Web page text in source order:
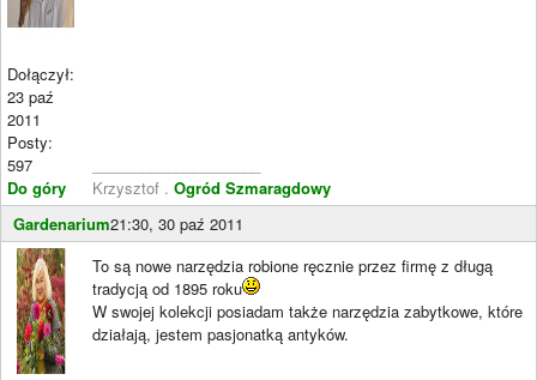
Dołączył:
23 paź
2011
Posty:
597
Do góry
Krzysztof . Ogród Szmaragdowy
Gardenarium21:30, 30 paź 2011
To są nowe narzędzia robione ręcznie przez firmę z długą
tradycją od 1895 roku
W swojej kolekcji posiadam także narzędzia zabytkowe, które
działają, jestem pasjonatką antyków.